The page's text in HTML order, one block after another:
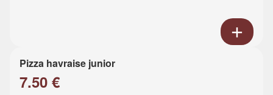
Pizza havraise junior
7.50 €